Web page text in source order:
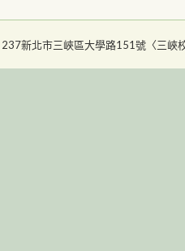
237新北市三峽區大學路151號〈三